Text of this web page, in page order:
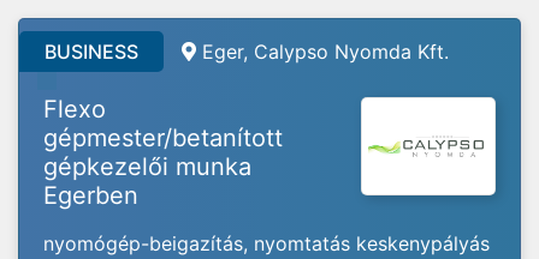
BUSINESS Eger, Calypso Nyomda Kft.
Flexo
gépmester/betanított
gépkezelői munka
Egerben
nyomógép-beigazítás, nyomtatás keskenypályás